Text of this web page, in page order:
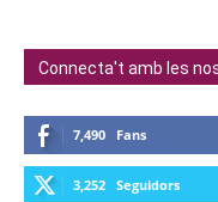
Connecta't amb les
7,490 Fans
3,252 Seguidors